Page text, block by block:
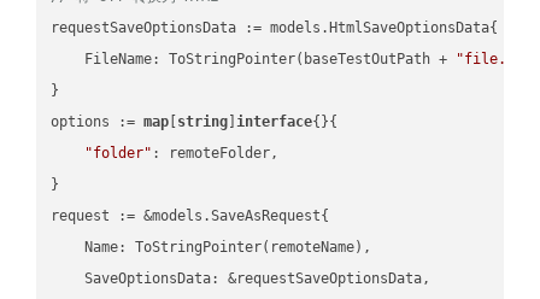
requestSaveOptionsData := models.HtmlSaveOptionsData{
    FileName: ToStringPointer(baseTestOutPath +
"file.OTT"
}
options := map string ]interface{}{
"folder" : remoteFolder,
}
request := &models.SaveAsRequest{
    Name: ToStringPointer(remoteName),
    SaveOptionsData: &requestSaveOptionsData,